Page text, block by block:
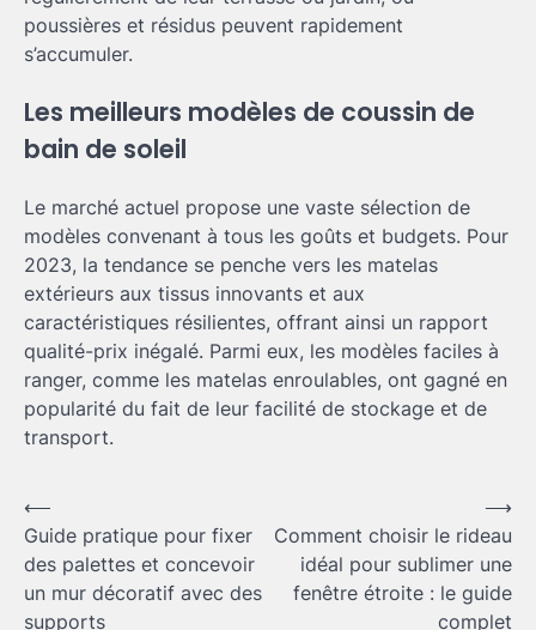
poussières et résidus peuvent rapidement
s’accumuler.
Les meilleurs modèles de coussin de
bain de soleil
Le marché actuel propose une vaste sélection de
modèles convenant à tous les goûts et budgets. Pour
2023, la tendance se penche vers les matelas
extérieurs aux tissus innovants et aux
caractéristiques résilientes, offrant ainsi un rapport
qualité-prix inégalé. Parmi eux, les modèles faciles à
ranger, comme les matelas enroulables, ont gagné en
popularité du fait de leur facilité de stockage et de
transport.
Navigation
de
l’article
⟵
Guide pratique pour fixer
des palettes et concevoir
un mur décoratif avec des
supports
Comment choisir le rideau
idéal pour sublimer une
fenêtre étroite : le guide
complet
⟶